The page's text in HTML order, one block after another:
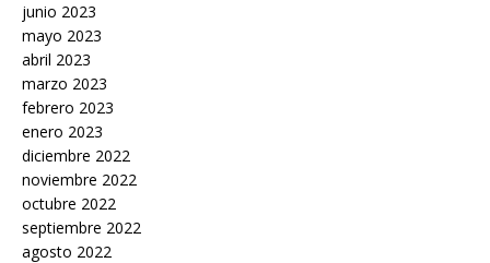
junio 2023
mayo 2023
abril 2023
marzo 2023
febrero 2023
enero 2023
diciembre 2022
noviembre 2022
octubre 2022
septiembre 2022
agosto 2022